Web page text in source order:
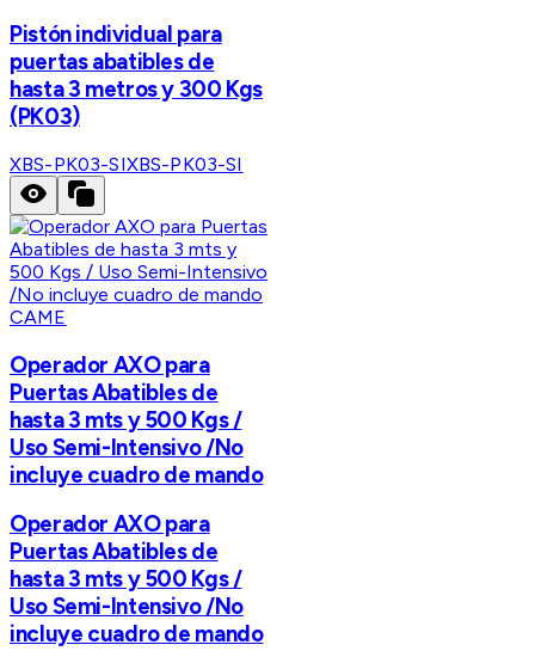
Pistón individual para
puertas abatibles de
hasta 3 metros y 300 Kgs
(PK03)
XBS-PK03-SIXBS-PK03-SI
CAME
Operador AXO para
Puertas Abatibles de
hasta 3 mts y 500 Kgs /
Uso Semi-Intensivo /No
incluye cuadro de mando
Operador AXO para
Puertas Abatibles de
hasta 3 mts y 500 Kgs /
Uso Semi-Intensivo /No
incluye cuadro de mando